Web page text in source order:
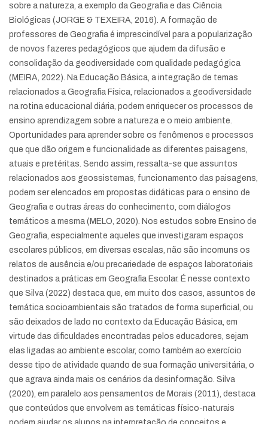
sobre a natureza, a exemplo da Geografia e das Ciência
Biológicas (JORGE & TEXEIRA, 2016). A formação de
professores de Geografia é imprescindível para a popularização
de novos fazeres pedagógicos que ajudem da difusão e
consolidação da geodiversidade com qualidade pedagógica
(MEIRA, 2022). Na Educação Básica, a integração de temas
relacionados a Geografia Física, relacionados a geodiversidade
na rotina educacional diária, podem enriquecer os processos de
ensino aprendizagem sobre a natureza e o meio ambiente.
Oportunidades para aprender sobre os fenômenos e processos
que que dão origem e funcionalidade as diferentes paisagens,
atuais e pretéritas. Sendo assim, ressalta-se que assuntos
relacionados aos geossistemas, funcionamento das paisagens,
podem ser elencados em propostas didáticas para o ensino de
Geografia e outras áreas do conhecimento, com diálogos
temáticos a mesma (MELO, 2020). Nos estudos sobre Ensino de
Geografia, especialmente aqueles que investigaram espaços
escolares públicos, em diversas escalas, não são incomuns os
relatos de ausência e/ou precariedade de espaços laboratoriais
destinados a práticas em Geografia Escolar. É nesse contexto
que Silva (2022) destaca que, em muito dos casos, assuntos de
temática socioambientais são tratados de forma superficial, ou
são deixados de lado no contexto da Educação Básica, em
virtude das dificuldades encontradas pelos educadores, sejam
elas ligadas ao ambiente escolar, como também ao exercício
desse tipo de atividade quando de sua formação universitária, o
que agrava ainda mais os cenários da desinformação. Silva
(2020), em paralelo aos pensamentos de Morais (2011), destaca
que conteúdos que envolvem as temáticas físico-naturais